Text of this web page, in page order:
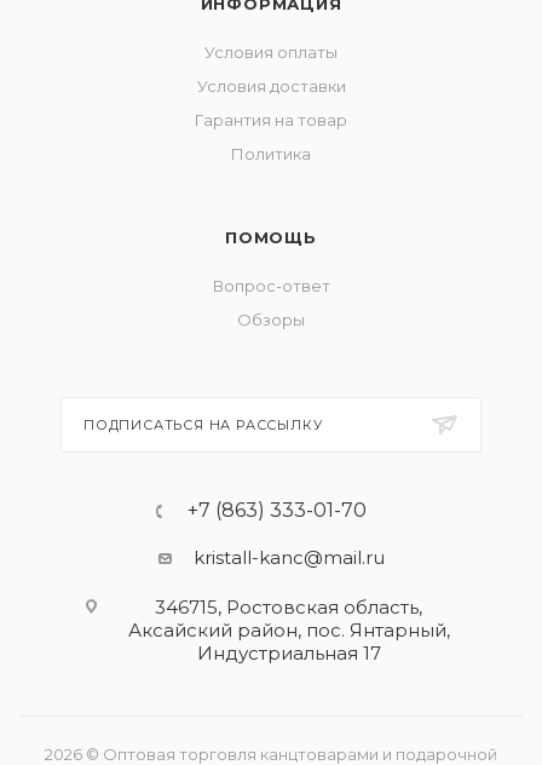
Условия оплаты
Условия доставки
Гарантия на товар
Политика
ПОМОЩЬ
Вопрос-ответ
Обзоры
ПОДПИСАТЬСЯ НА РАССЫЛКУ
+7 (863) 333-01-70
kristall-kanc@mail.ru
346715, Ростовская область​,
Аксайский район, пос. Янтарный,
Индустриальная 17
2026 © Оптовая торговля канцтоварами и подарочной